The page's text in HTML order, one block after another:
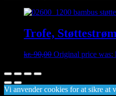
Trofe,
kr.90,00 Original price was:
Vi anvender cookies for at sikre at